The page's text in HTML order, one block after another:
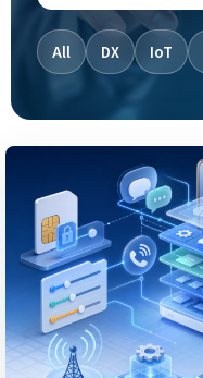
All DX IoT